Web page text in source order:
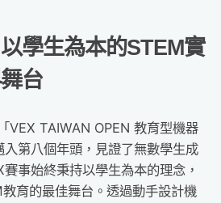
學生為本的STEM實
台
VEX TAIWAN OPEN 教育型機器
第八個年頭，見證了無數學生成
賽事始終秉持以學生為本的理念，
育的最佳舞台。透過動手設計機